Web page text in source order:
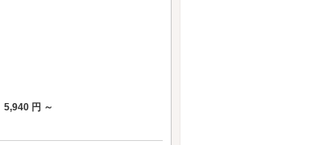
5,940 円 ～